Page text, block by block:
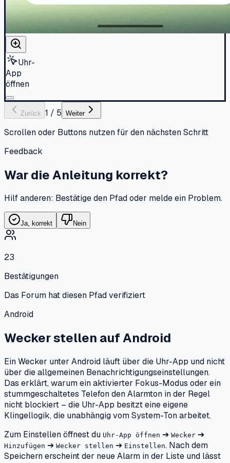
Uhr-
App
öffnen
Zurück 1 / 5 Weiter
Scrollen oder Buttons nutzen für den nächsten Schritt
Feedback
War die Anleitung korrekt?
Hilf anderen: Bestätige den Pfad oder melde ein Problem.
Ja, korrekt Nein
23
Bestätigungen
Das Forum hat diesen Pfad verifiziert
Android
Wecker stellen aufAndroid
Ein Wecker unter Android läuft über die Uhr-App und nicht
über die allgemeinen Benachrichtigungseinstellungen.
Das erklärt, warum ein aktivierter Fokus-Modus oder ein
stummgeschaltetes Telefon den Alarmton in der Regel
nicht blockiert – die Uhr-App besitzt eine eigene
Klingellogik, die unabhängig vom System-Ton arbeitet.
Zum Einstellen öffnest du Uhr-App öffnen ➔ Wecker ➔
Hinzufügen ➔ Wecker stellen ➔ Einstellen. Nach dem
Speichern erscheint der neue Alarm in der Liste und lässt